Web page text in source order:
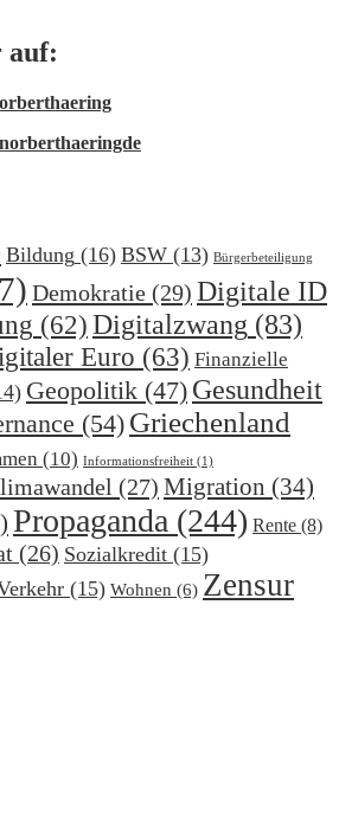
auf:
Bildung (16) BSW (13) Bürgerbeteiligung
Demokratie (29) Digitale ID
(62) Digitalzwang (83)
Euro (63) Finanzielle
Geopolitik (47) Gesundheit
(54) Griechenland
(10) Informationsfreiheit (1)
(27) Migration (34)
Propaganda (244) Rente (8)
(26) Sozialkredit (15)
(15) Wohnen (6) Zensur